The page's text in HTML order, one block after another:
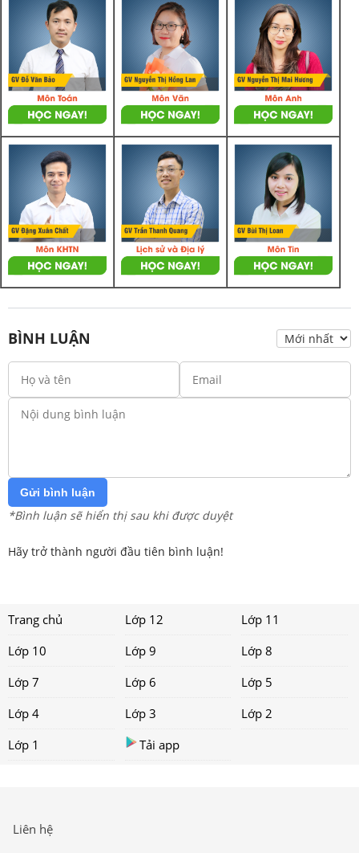
BÌNH LUẬN
Gửi bình luận
*Bình luận sẽ hiển thị sau khi được duyệt
Hãy trở thành người đầu tiên bình luận!
Trang chủ Lớp 12
Lớp 11
Lớp 10
Lớp 9
Lớp 8
Lớp 7
Lớp 6
Lớp 5
Lớp 4
Lớp 3
Lớp 2
Lớp 1
Tải app
Liên hệ